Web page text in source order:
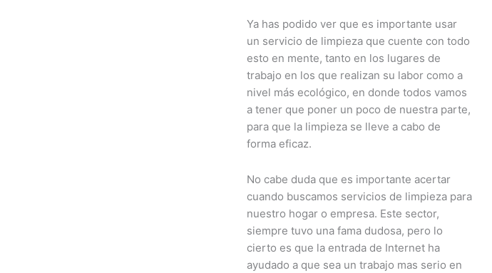
Ya has podido ver que es importante usar
un servicio de limpieza que cuente con todo
esto en mente, tanto en los lugares de
trabajo en los que realizan su labor como a
nivel más ecológico, en donde todos vamos
a tener que poner un poco de nuestra parte,
para que la limpieza se lleve a cabo de
forma eficaz.
No cabe duda que es importante acertar
cuando buscamos servicios de limpieza para
nuestro hogar o empresa. Este sector,
siempre tuvo una fama dudosa, pero lo
cierto es que la entrada de Internet ha
ayudado a que sea un trabajo mas serio en